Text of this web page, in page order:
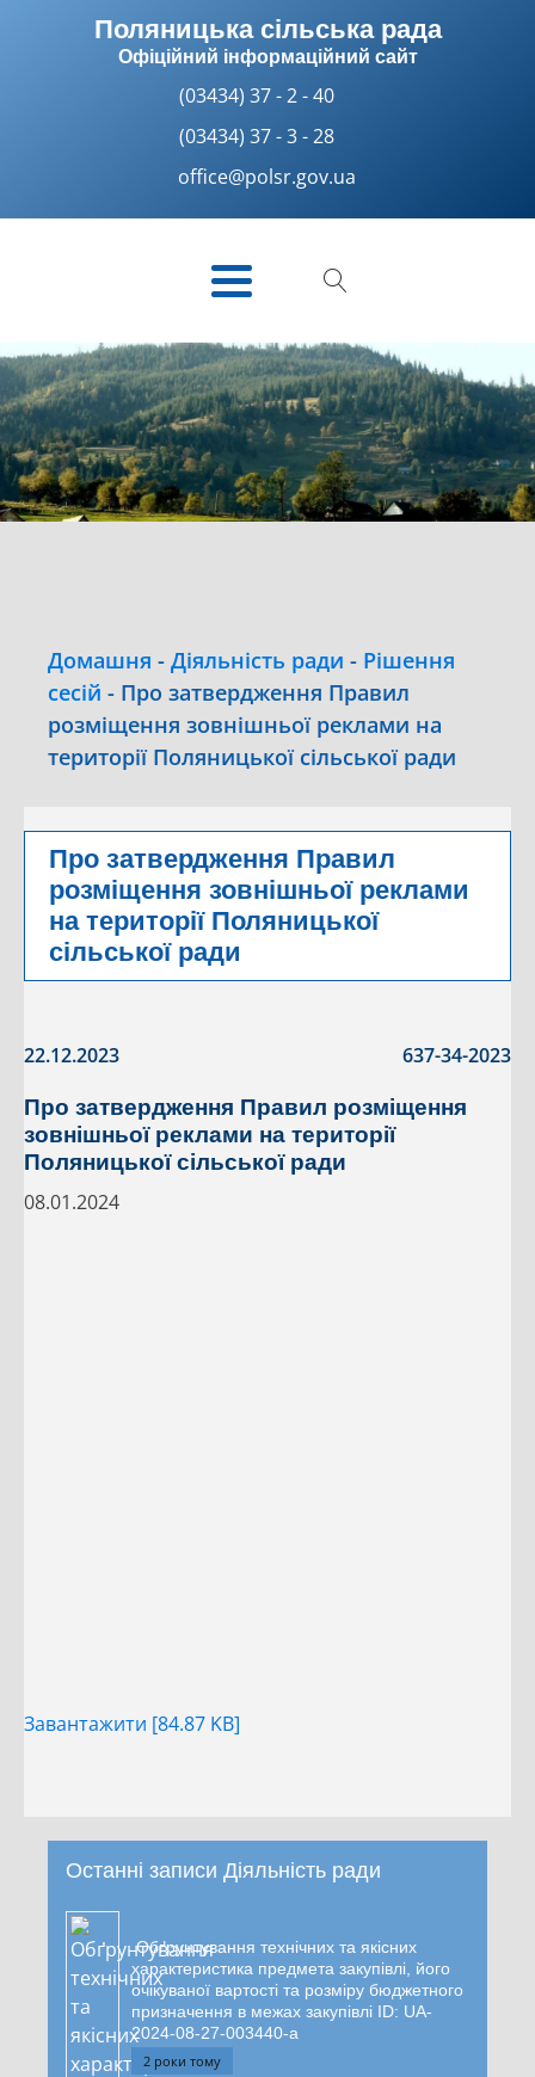
Поляницька сільська рада
Офіційний інформаційний сайт
(03434) 37 - 2 - 40
(03434) 37 - 3 - 28
office@polsr.gov.ua
Домашня - Діяльність ради - Рішення
сесій - Про затвердження Правил
розміщення зовнішньої реклами на
території Поляницької сільської ради
Про затвердження Правил
розміщення зовнішньої реклами
на території Поляницької
сільської ради
22.12.2023 637-34-2023
Про затвердження Правил розміщення
зовнішньої реклами на території
Поляницької сільської ради
08.01.2024
Завантажити [84.87 KB]
Останні записи Діяльність ради
Обґрунтування технічних та якісних
характеристика предмета закупівлі, його
очікуваної вартості та розміру бюджетного
призначення в межах закупівлі ID: UA-
2024-08-27-003440-a
2 роки тому